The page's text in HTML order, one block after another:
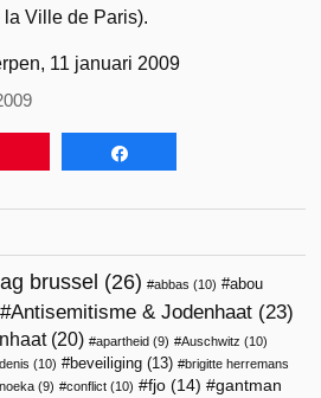
la Ville de Paris).
brussel (26) abbas (10)
abou
Antisemitisme & Jodenhaat (23)
(20) apartheid (9) Auschwitz (10)
(10) beveiliging (13)
brigitte herremans
(9) conflict (10) fjo (14) gantman